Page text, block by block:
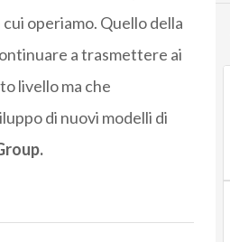
operiamo. Quello della
a trasmettere ai
livello ma che
di nuovi modelli di